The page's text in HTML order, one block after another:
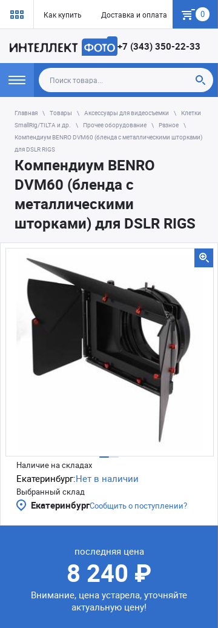
Как купить Доставка и оплата Гарантия
0
+7 (343) 350-22-33
Главная Товары Аксессуары для видеосъемки
Клетки
SmallRig/TILTA и др.
Прочее оборудование
Разное
Компендиум BENRO DVM60 (бленда с металлическими шторками)
для DSLR RIGS
Компендиум BENRO
DVM60 (бленда с
металлическими
шторками) для DSLR RIGS
Наличие на складах
Екатеринбург:Нет в наличии
Выбранный склад
ЕкатеринбургСообщить о поступлении?
последняя цена
8 240 ₽
Внимание, цена устарела, уточняйте
актуальную цену!